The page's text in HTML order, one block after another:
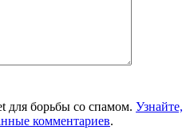
для борьбы со спамом. Узнайте,
комментариев.